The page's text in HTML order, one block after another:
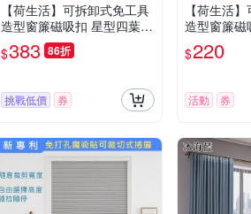
【荷生活】可拆卸式免工具
造型窗簾磁吸扣 星型四葉草
防漏光磁吸式固定器-12入
組
$383 86折
挑戰低價 券
【荷生活
造型窗簾磁
防漏光磁
$220
活動 券